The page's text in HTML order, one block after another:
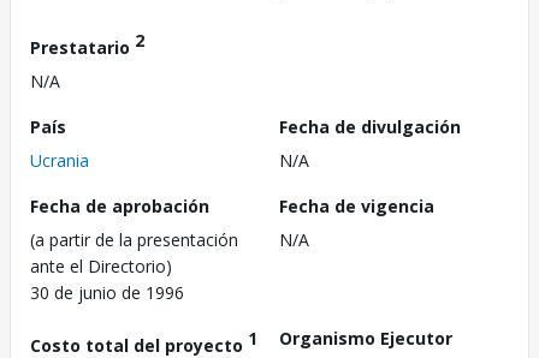
Prestatario 2
N/A
País
Ucrania
Fecha de divulgación
N/A
Fecha de aprobación
(a partir de la presentación
ante el Directorio)
30 de junio de 1996
Fecha de vigencia
N/A
Costo total del proyecto 1
Organismo Ejecutor